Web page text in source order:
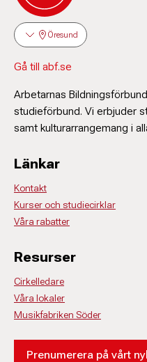
Öresund
Gå till abf.se
Arbetarnas
studieförbund. Vi erbjuder
samt kulturarrangemang i
Länkar
Kontakt
Kurser och studiecirklar
Våra rabatter
Resurser
Cirkelledare
Våra lokaler
Musikfabriken Söder
Prenumerera på vårt